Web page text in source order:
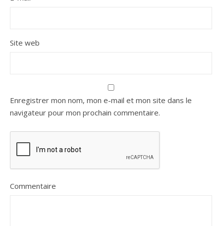
Site web
Enregistrer mon nom, mon e-mail et mon site dans le
navigateur pour mon prochain commentaire.
Commentaire